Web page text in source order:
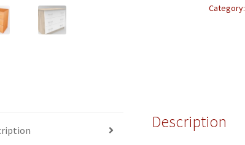
Category:
Description